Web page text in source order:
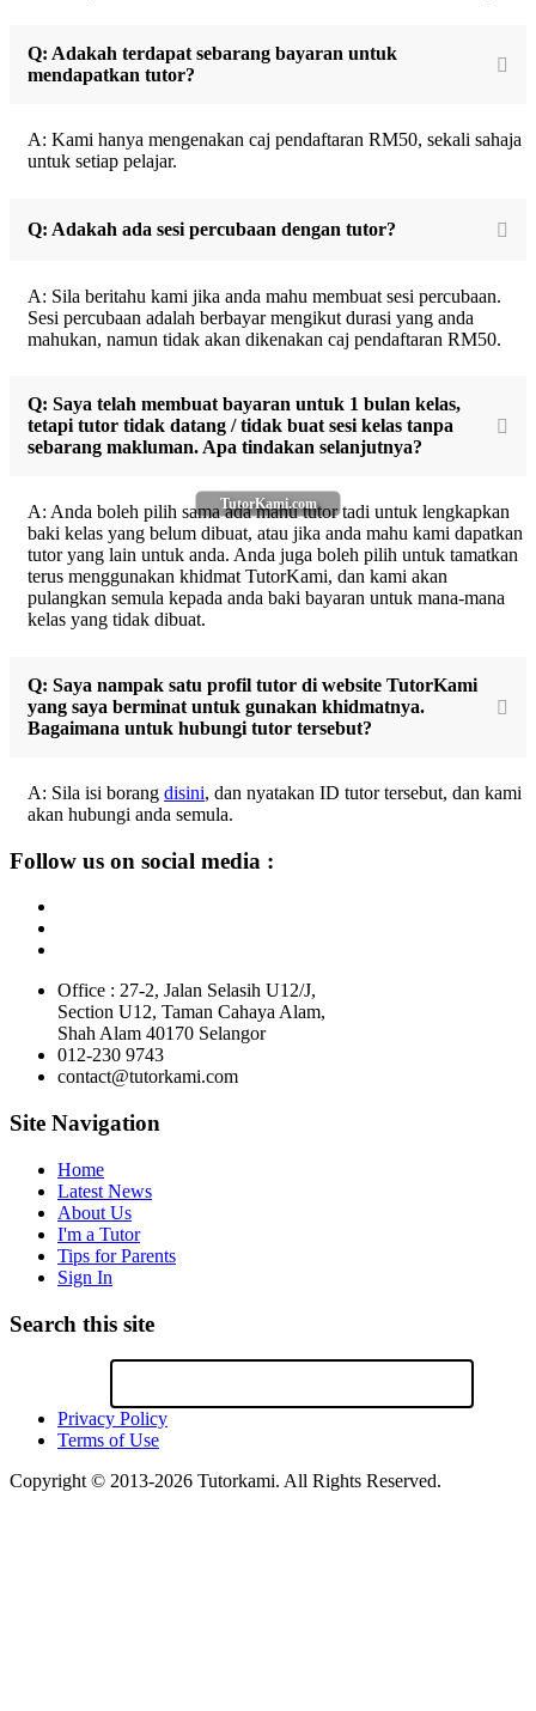
TutorKami.com
Q: Adakah terdapat sebarang bayaran untuk
mendapatkan tutor?
A: Kami hanya mengenakan caj pendaftaran RM50, sekali sahaja
untuk setiap pelajar.
Q: Adakah ada sesi percubaan dengan tutor?
A: Sila beritahu kami jika anda mahu membuat sesi percubaan.
Sesi percubaan adalah berbayar mengikut durasi yang anda
mahukan, namun tidak akan dikenakan caj pendaftaran RM50.
Q: Saya telah membuat bayaran untuk 1 bulan kelas,
tetapi tutor tidak datang / tidak buat sesi kelas tanpa
sebarang makluman. Apa tindakan selanjutnya?
A: Anda boleh pilih sama ada mahu tutor tadi untuk lengkapkan
baki kelas yang belum dibuat, atau jika anda mahu kami dapatkan
tutor yang lain untuk anda. Anda juga boleh pilih untuk tamatkan
terus menggunakan khidmat TutorKami, dan kami akan
pulangkan semula kepada anda baki bayaran untuk mana-mana
kelas yang tidak dibuat.
Q: Saya nampak satu profil tutor di website TutorKami
yang saya berminat untuk gunakan khidmatnya.
Bagaimana untuk hubungi tutor tersebut?
A: Sila isi borang disini, dan nyatakan ID tutor tersebut, dan kami
akan hubungi anda semula.
Follow us on social media :
Office : 27-2, Jalan Selasih U12/J,
Section U12, Taman Cahaya Alam,
Shah Alam 40170 Selangor
012-230 9743
contact@tutorkami.com
Site Navigation
Home
Latest News
About Us
I'm a Tutor
Tips for Parents
Sign In
Search this site
Privacy Policy
Terms of Use
Copyright © 2013-2026 Tutorkami. All Rights Reserved.